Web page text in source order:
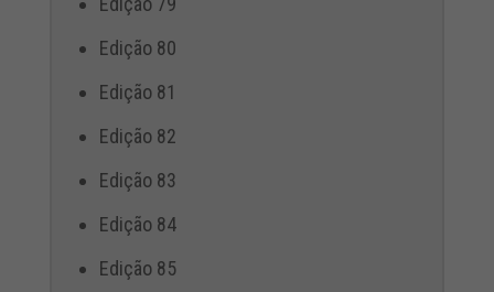
Edição 80
Edição 81
Edição 82
Edição 83
Edição 84
Edição 85